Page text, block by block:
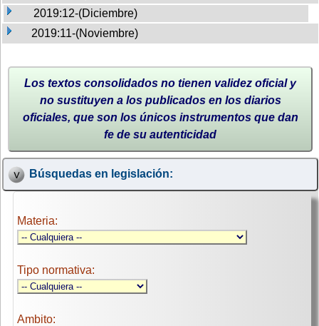
2019:12-(Diciembre)
2019:11-(Noviembre)
Los textos consolidados no tienen validez oficial y
no sustituyen a los publicados en los diarios
oficiales, que son los únicos instrumentos que dan
fe de su autenticidad
Búsquedas en legislación:
Materia:
Tipo normativa:
Ambito: